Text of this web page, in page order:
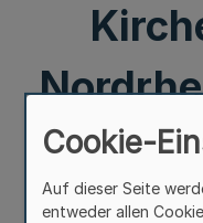
Cookie-
Auf dieser Seite
entweder allen